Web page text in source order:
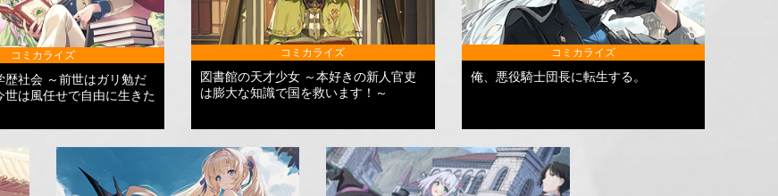
コミカライズ
歴社会 ～前世はガリ勉だ
世は風任せで自由に生きた
コミカライズ
図書館の天才少女 ～本好きの新人官吏
は膨大な知識で国を救います！～
コミカライズ
俺、悪役騎士団長に転生する。